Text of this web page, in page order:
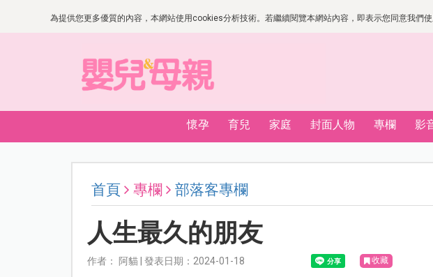
為提供您更多優質的內容，本網站使用cookies分析技術。若繼續閱覽本網站內容，即表示您同意我們
懷孕 育兒 家庭 封面人物 專欄 影
首頁 專欄 部落客專欄
人生最久的朋友
作者： 阿貓 | 發表日期：2024-01-18 收藏